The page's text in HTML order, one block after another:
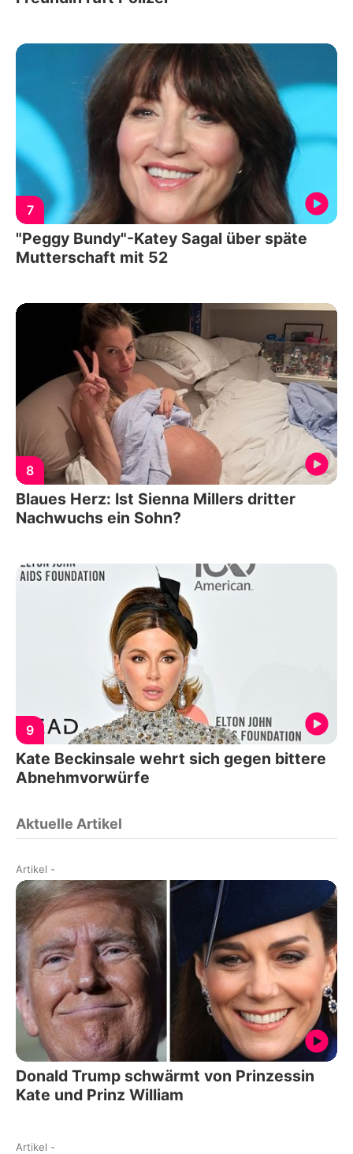
7
"Peggy Bundy"-Katey Sagal über späte
Mutterschaft mit 52
8
Blaues Herz: Ist Sienna Millers dritter
Nachwuchs ein Sohn?
9
Kate Beckinsale wehrt sich gegen bittere
Abnehmvorwürfe
Aktuelle Artikel
Artikel -
Donald Trump schwärmt von Prinzessin
Kate und Prinz William
Artikel -